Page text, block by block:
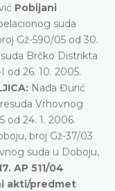
Pobijani
suda
Gž-590/05 od 30.
Brčko Distrikta
26. 10. 2005.
Nađa Đurić
Vrhovnog
od 24. 1. 2006.
broj Gž-37/03
suda u Doboju,
AP 511/04
akti/predmet